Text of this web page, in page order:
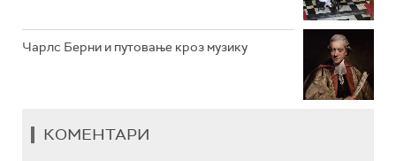
Чарлс Берни и путовање кроз музику
КОМЕНТАРИ